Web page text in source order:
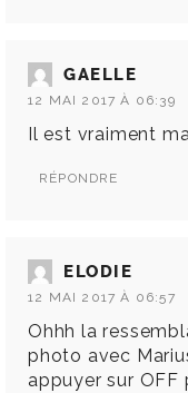
GAELLE
12 MAI 2017 À 06:39
Il est vraiment
RÉPONDRE
ELODIE
12 MAI 2017 À 06:57
Ohhh la
photo avec
appuyer sur OFF